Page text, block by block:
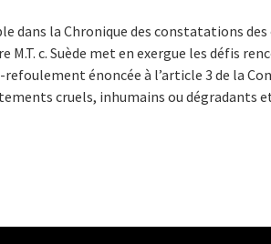
dans la Chronique des constatations
M.T. c. Suède met en exergue les défis
énoncée à l’article 3 de la
cruels, inhumains ou dégradants